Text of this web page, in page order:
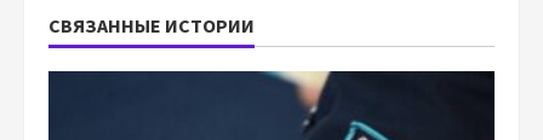
СВЯЗАННЫЕ ИСТОРИИ